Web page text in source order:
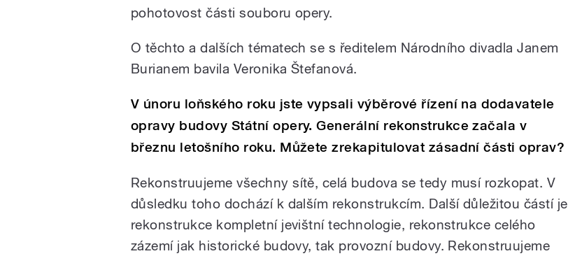
pohotovost části souboru opery.
O těchto a dalších tématech se s ředitelem Národního divadla Janem
Burianem bavila Veronika Štefanová.
V únoru loňského roku jste vypsali výběrové řízení na dodavatele
opravy budovy Státní opery. Generální rekonstrukce začala v
březnu letošního roku. Můžete zrekapitulovat zásadní části oprav?
Rekonstruujeme všechny sítě, celá budova se tedy musí rozkopat. V
důsledku toho dochází k dalším rekonstrukcím. Další důležitou částí je
rekonstrukce kompletní jevištní technologie, rekonstrukce celého
zázemí jak historické budovy, tak provozní budovy. Rekonstruujeme